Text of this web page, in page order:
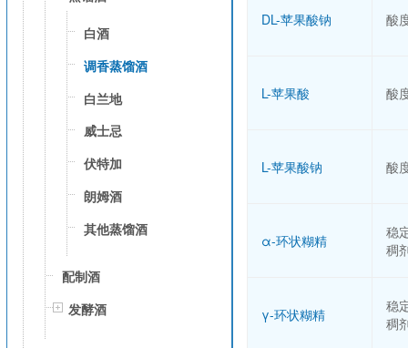
白酒
调香蒸馏酒
白兰地
威士忌
伏特加
朗姆酒
其他蒸馏酒
配制酒
发酵酒
DL-苹果酸钠 酸
L-苹果酸 酸
L-苹果酸钠 酸
α-环状糊精
稳
稠
γ-环状糊精
稳
稠